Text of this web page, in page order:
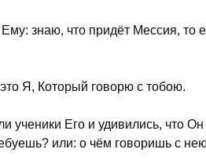
знаю, что придёт Мессия, то
Я, Который говорю с тобою.
ученики Его и удивились, что
или: о чём говоришь с